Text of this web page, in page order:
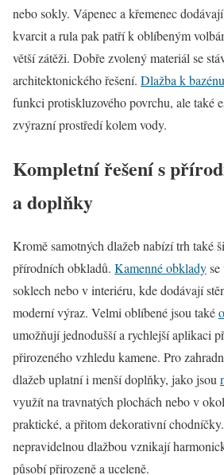
nebo sokly. Vápenec a křemenec
kvarcit a rula pak patří k oblíbeným
větší zátěži. Dobře zvolený materiál se
architektonického řešení. Dlažba k bazénu
funkci protiskluzového povrchu, ale také
zvýrazní prostředí kolem vody.
Kompletní řešení s
a doplňky
Kromě samotných dlažeb nabízí trh také
přírodních obkladů. Kamenné obklady
soklech nebo v interiéru, kde dodávají
moderní výraz. Velmi oblíbené jsou také
umožňují jednodušší a rychlejší aplikaci
přirozeného vzhledu kamene. Pro
dlažeb uplatní i menší doplňky, jako jsou
využít na travnatých plochách nebo v
praktické, a přitom dekorativní
nepravidelnou dlažbou vznikají
působí přirozeně a uceleně.